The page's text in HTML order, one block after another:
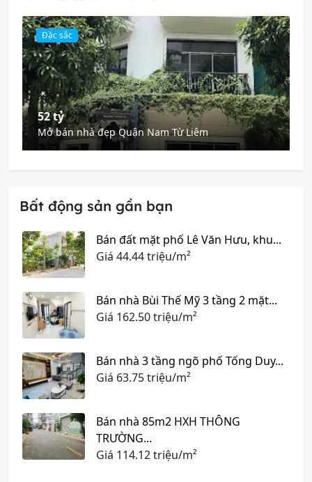
Đặc sắc
52 tỷ
Mở bán nhà đẹp Quận Nam Từ Liêm
Bất động sản gần bạn
Bán đất mặt phố Lê Văn Hưu, khu...
Giá 44.44 triệu/m²
Bán nhà Bùi Thế Mỹ 3 tầng 2 mặt...
Giá 162.50 triệu/m²
Bán nhà 3 tầng ngõ phố Tống Duy...
Giá 63.75 triệu/m²
Bán nhà 85m2 HXH THÔNG
TRƯỜNG...
Giá 114.12 triệu/m²